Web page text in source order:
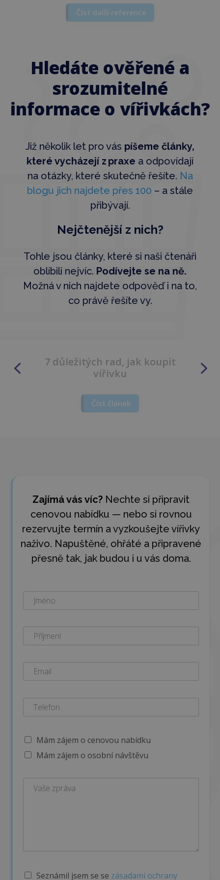
Minarik
Hledáte ověřené a
srozumitelné
informace o vířivkách?
Již několik let pro vás píšeme články,
které vycházejí z praxe a odpovídají
na otázky, které skutečně řešíte. Na
blogu jich najdete přes 100 – a stále
přibývají.
Nejčtenější z nich?
Tohle jsou články, které si naši čtenáři
oblíbili nejvíc. Podívejte se na ně.
Možná v nich najdete odpověď i na to,
co právě řešíte vy.
10 top otázek před nákupem
vířivky
Číst článek
Zajímá vás víc? Nechte si připravit
cenovou nabídku — nebo si rovnou
rezervujte termín a vyzkoušejte vířivky
naživo. Napuštěné, ohřáté a připravené
přesně tak, jak budou i u vás doma.
Mám zájem o cenovou nabídku
Mám zájem o osobní návštěvu
S
Seznámil jsem se se zásadami ochrany